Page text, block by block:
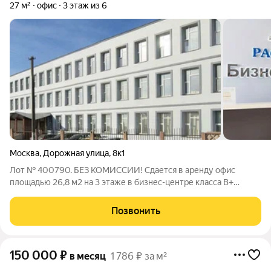
27 м² офис 3 этаж из 6
Москва, Дорожная улица,8к1
Лот № 400790. БЕЗ КОМИССИИ! Сдается в аренду офис
площадью 26,8 м2 на 3 этаже в бизнес-центре класса B+
Южная. Планировка: 1 кабинет. Состояние помещения: с
ремонтом. Условия аренды: УСН.
Позвонить
150 000 ₽ в месяц 1 786 ₽ за м²